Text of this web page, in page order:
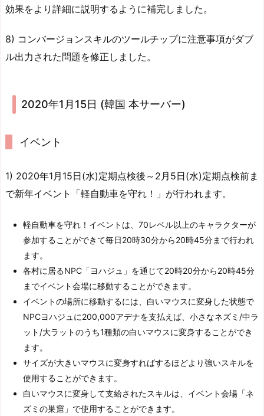
効果をより詳細に説明するように補完しました。
8) コンバージョンスキルのツールチップに注意事項がダブ
ル出力された問題を修正しました。
2020年1月15日 (韓国 本サーバー)
イベント
1) 2020年1月15日(水)定期点検後～2月5日(水)定期点検前ま
で新年イベント「軽自動車を守れ！」が行われます。
軽自動車を守れ！イベントは、70レベル以上のキャラクターが
参加することができて毎日20時30分から20時45分まで行われ
ます。
各村に居るNPC「ヨハジュ」を通じて20時20分から20時45分
までイベント会場に移動することができます。
イベントの場所に移動するには、白いマウスに変身した状態で
NPCヨハジュに200,000アデナを支払えば、小さなネズミ/中ラ
ット/大ラットのうち1種類の白いマウスに変身することができ
ます。
サイズが大きいマウスに変身すればするほどより強いスキルを
使用することができます。
白いマウスに変身して支給されたスキルは、イベント会場「ネ
ズミの巣窟」で使用することができます。